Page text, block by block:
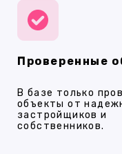
Проверенные
В базе только
объекты от
застройщиков и
собственников.